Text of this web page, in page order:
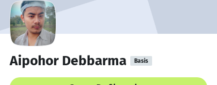
Aipohor Debbarma Basis